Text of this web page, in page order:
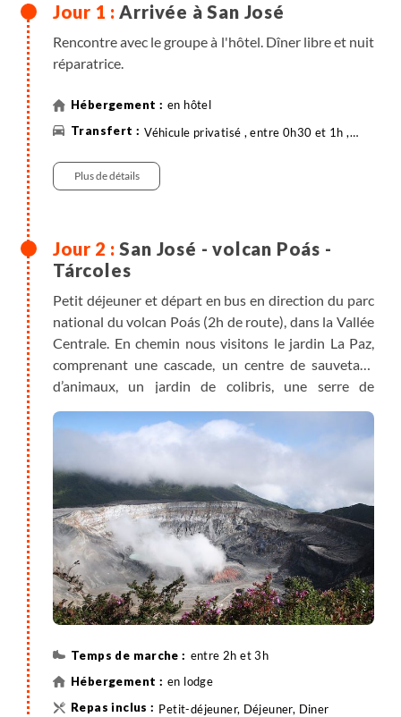
Arrivée à San José
Rencontre avec le groupe à l'hôtel. Dîner libre et nuit
réparatrice.
en hôtel
Véhicule privatisé , entre 0h30 et 1h ,
Plus de détails
San José - volcan Poás -
Tárcoles
Petit déjeuner et départ en bus en direction du parc
national du volcan Poás (2h de route), dans la Vallée
Centrale. En chemin nous visitons le jardin La Paz,
comprenant une cascade, un centre de sauvetage
d’animaux, un jardin de colibris, une serre de
papillons et une ferme aux grenouilles. Déjeuner sur
place avant de continuer le trajet jusqu'au volcan.
Une courte balade sur ses flancs à travers de
nombreuses plantations de café, de fougères et de
plantes ornementales nous mène à son cratère. Si le
temps est dégagé, nous pourrons observer un
spectacle de toute beauté : le lac du cratère.
Poursuite de la route pour la région de Tárcoles
(2h15 de route). Le río éponyme héberge la plus
grande colonie de crocodiles du pays. Arrivée à
l’hôtel, installation et dîner. Le soir, si le cœur nous
sur les sentiers locaux, à l'écoute de vie nocturne de
la faune locale.
entre 2h et 3h
en lodge
Petit-déjeuner, Déjeuner, Diner